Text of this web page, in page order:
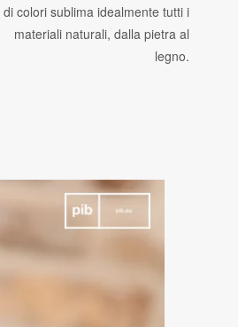
di colori sublima idealmente tutti i
materiali naturali, dalla pietra al
legno.